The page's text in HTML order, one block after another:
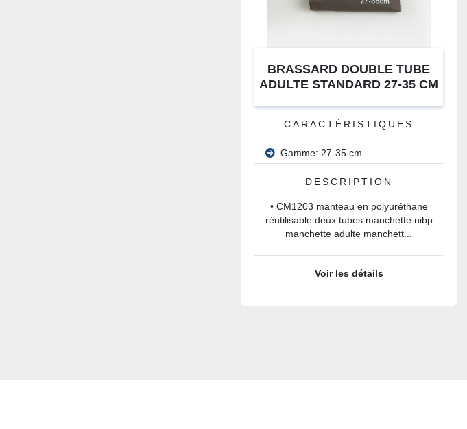
BRASSARD DOUBLE TUBE
ADULTE STANDARD 27-35 CM
CARACTÉRISTIQUES
Gamme: 27-35 cm
DESCRIPTION
• CM1203 manteau en polyuréthane
réutilisable deux tubes manchette nibp
manchette adulte manchett...
Voir les détails